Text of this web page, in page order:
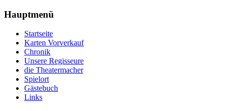
Hauptmenü
Startseite
Karten Vorverkauf
Chronik
Unsere Regisseure
die Theatermacher
Spielort
Gästebuch
Links